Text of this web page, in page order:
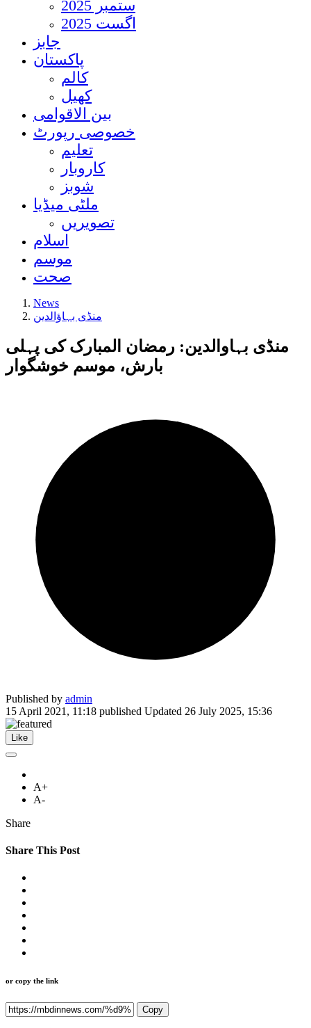
ستمبر 2025
اگست 2025
جابز
پاکستان
کالم
کھیل
بین الاقوامی
خصوصی رپورٹ
تعلیم
کاروبار
شوبز
ملٹی میڈیا
تصویریں
اسلام
موسم
صحت
News
منڈی بہاؤالدین
منڈی بہاوالدین: رمضان المبارک کی پہلی
بارش، موسم خوشگوار
Published by admin
15 April 2021, 11:18 published Updated 26 July 2025, 15:36
Like
A+
A-
Share
Share This Post
or copy the link
Copy